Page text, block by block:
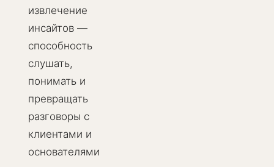
извлечение
инсайтов —
способность
слушать,
понимать и
превращать
разговоры с
клиентами и
основателями